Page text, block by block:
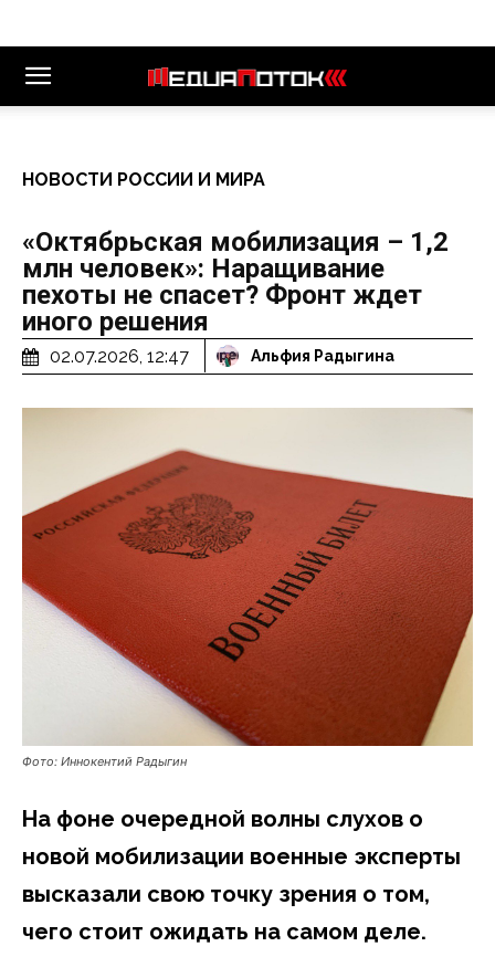
НОВОСТИ РОССИИ И МИРА
«Октябрьская мобилизация – 1,2
млн человек»: Наращивание
пехоты не спасет? Фронт ждет
иного решения
02.07.2026, 12:47 Альфия Радыгина
Фото: Иннокентий Радыгин
На фоне очередной волны слухов о
новой мобилизации военные эксперты
высказали свою точку зрения о том,
чего стоит ожидать на самом деле.